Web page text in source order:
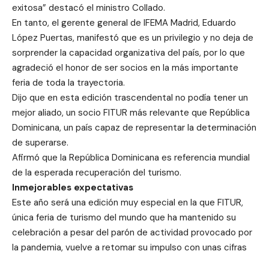
exitosa” destacó el ministro Collado.
En tanto, el gerente general de IFEMA Madrid, Eduardo
López Puertas, manifestó que es un privilegio y no deja de
sorprender la capacidad organizativa del país, por lo que
agradeció el honor de ser socios en la más importante
feria de toda la trayectoria.
Dijo que en esta edición trascendental no podía tener un
mejor aliado, un socio FITUR más relevante que República
Dominicana, un país capaz de representar la determinación
de superarse.
Afirmó que la República Dominicana es referencia mundial
de la esperada recuperación del turismo.
Inmejorables expectativas
Este año será una edición muy especial en la que FITUR,
única feria de turismo del mundo que ha mantenido su
celebración a pesar del parón de actividad provocado por
la pandemia, vuelve a retomar su impulso con unas cifras